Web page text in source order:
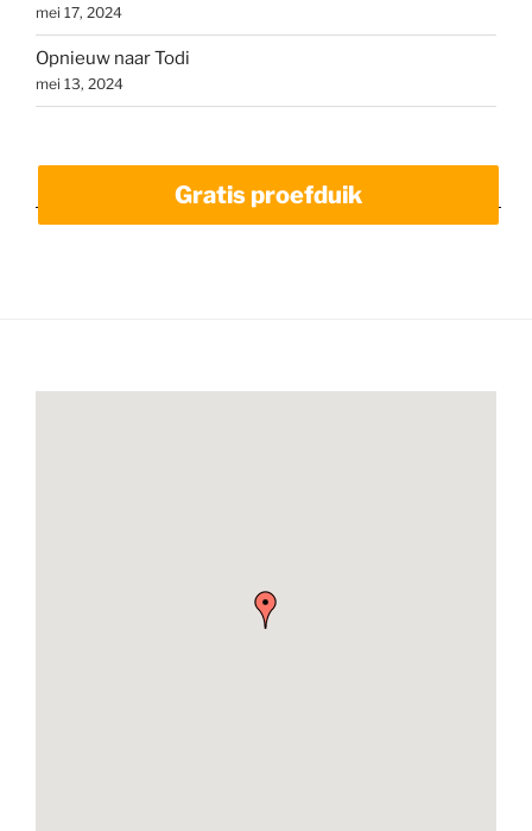
mei 17, 2024
Opnieuw naar Todi
mei 13, 2024
Gratis proefduik